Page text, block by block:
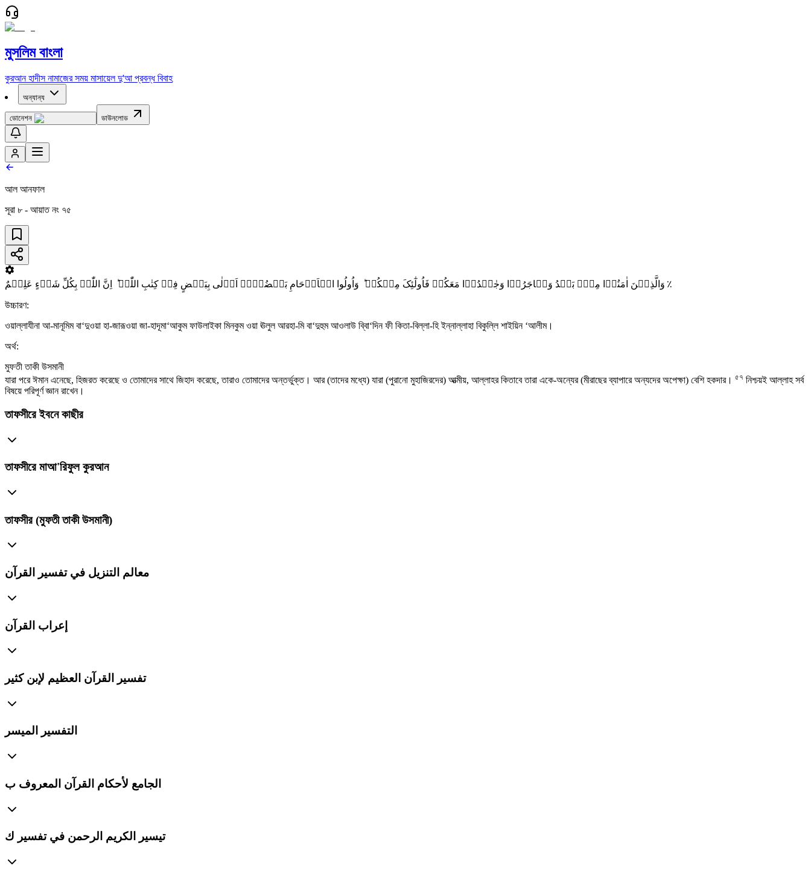
মুসলিম বাংলা
কুরআন হাদীস নামাজের সময় মাসায়েল দু'আ প্রবন্ধ বিবাহ
অন্যান্য
ডোনেশন ডাউনলোড
আল আনফাল
সূরা ৮ - আয়াত নং ৭৫
وَالَّذِیۡنَ اٰمَنُوۡا مِنۡۢ بَعۡدُ وَہَاجَرُوۡا وَجٰہَدُوۡا مَعَکُمۡ فَاُولٰٓئِکَ مِنۡکُمۡ ؕ وَاُولُوا الۡاَرۡحَامِ بَعۡضُہُمۡ اَوۡلٰی بِبَعۡضٍ فِیۡ کِتٰبِ اللّٰہِ ؕ اِنَّ اللّٰہَ بِکُلِّ شَیۡءٍ عَلِیۡمٌ ٪
উচ্চারণ:
ওয়াল্লাযীনা আ-মানূমিম বা‘দুওয়া হা-জারূওয়া জা-হাদূমা‘আকুম ফাউলাইকা মিনকুম ওয়া ঊলুল আরহা-মি বা‘দুহুম আওলাউ ব্বিা‘দিন ফী কিতা-বিল্লা-হি ইন্নাল্লাহা বিকুল্লি শাইয়িন ‘আলীম।
অর্থ:
মুফতী তাকী উসমানী
যারা পরে ঈমান এনেছে, হিজরত করেছে ও তোমাদের সাথে জিহাদ করেছে, তারাও তোমাদের অন্তর্ভুক্ত। আর (তাদের মধ্যে) যারা (পুরানো মুহাজিরদের) আত্মীয়, আল্লাহর কিতাবে তারা একে-অন্যের (মীরাছের ব্যাপারে অন্যদের অপেক্ষা) বেশি হকদার। ৫৭ নিশ্চয়ই আল্লাহ সর্ব
বিষয়ে পরিপূর্ণ জ্ঞান রাখেন।
তাফসীরে ইবনে কাছীর
তাফসীরে মাআ'রিফুল কুরআন
তাফসীর (মুফতী তাকী উসমানী)
معالم التنزيل في تفسير القرآن
إعراب القرآن
تفسير القرآن العظيم لإبن كثير
التفسير الميسر
الجامع لأحكام القرآن المعروف ب
تيسير الكريم الرحمن في تفسير ك